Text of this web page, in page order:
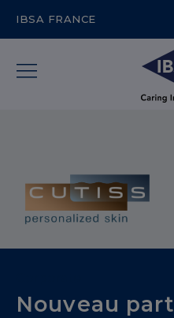
IBSA FRANCE
Nouveau